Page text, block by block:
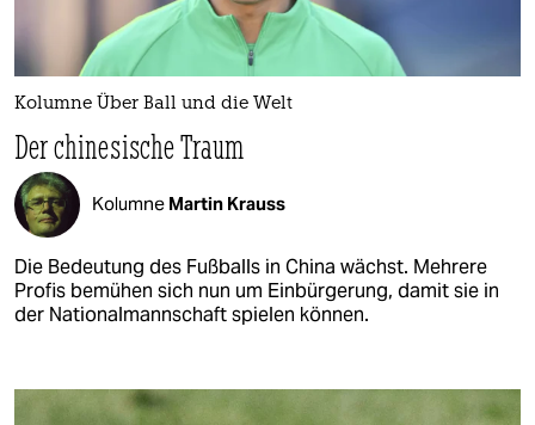
Kolumne Über Ball und die Welt
Der chinesische Traum
Kolumne Martin Krauss
Die Bedeutung des Fußballs in China wächst. Mehrere
Profis bemühen sich nun um Einbürgerung, damit sie in
der Nationalmannschaft spielen können.